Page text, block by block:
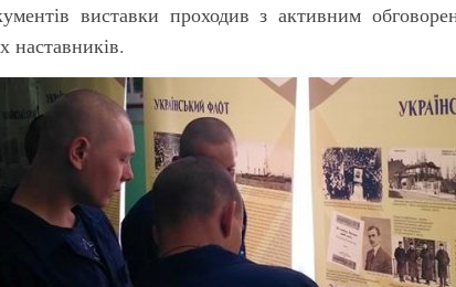
виставки проходив з активним
наставників.